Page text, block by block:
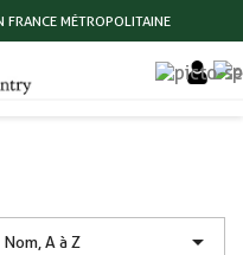
MÉTROPOLITAINE
Nom, A à Z 